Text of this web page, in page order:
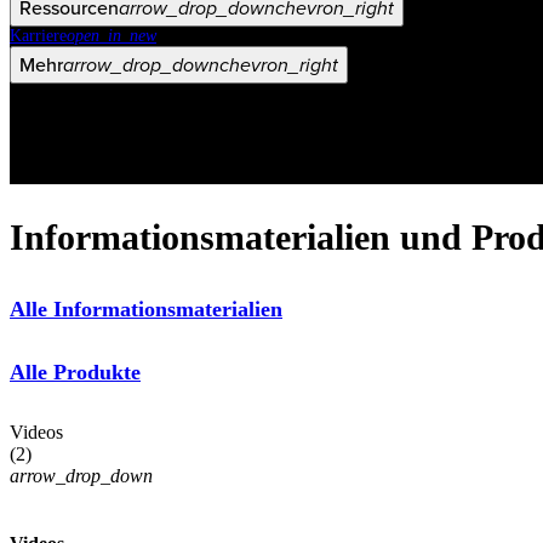
Ressourcenarrow_drop_downchevron_right
Karriereopen_in_new
Mehrarrow_drop_downchevron_right
Informationsmaterialien und
Alle Informationsmaterialien
Alle Produkte
Videos
(2)
arrow_drop_down